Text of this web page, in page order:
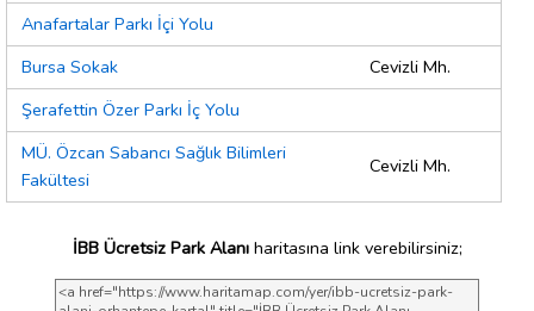
Anafartalar Parkı İçi Yolu
Bursa Sokak
Cevizli Mh.
Şerafettin Özer Parkı İç Yolu
MÜ. Özcan Sabancı Sağlık Bilimleri
Fakültesi
Cevizli Mh.
İBB Ücretsiz Park Alanıharitasına link verebilirsiniz;